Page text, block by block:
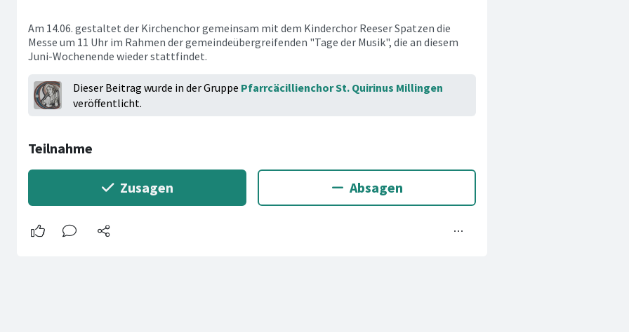
Am 14.06. gestaltet der Kirchenchor gemeinsam mit dem Kinderchor Reeser Spatzen die
Messe um 11 Uhr im Rahmen der gemeindeübergreifenden "Tage der Musik", die an diesem
Juni-Wochenende wieder stattfindet.
Dieser Beitrag wurde in der Gruppe Pfarrcäcillienchor St. Quirinus Millingen
veröffentlicht.